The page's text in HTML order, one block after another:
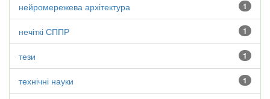
1
нейромережева архітектура
1
нечіткі СППР
1
тези
1
технічні науки